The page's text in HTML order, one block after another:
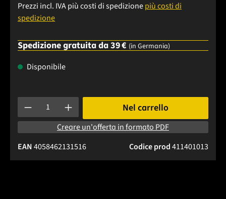
Prezzi incl. IVA più costi di spedizionepiù costi di
spedizione
Spedizione gratuita da 39 € (in Germania)
Disponibile
Quantità del prodotto: inserisci la quantità desiderata o
Nel carrello
Creare un'offerta in formato PDF
Codice prod411401013
EAN4058462131516